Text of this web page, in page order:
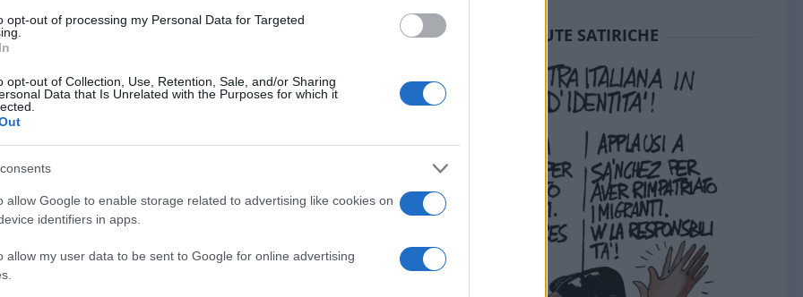
opt-out of processing my Personal Data for Targeted
opt-out of Collection, Use, Retention, Sale, and/or Sharing
Data that Is Unrelated with the Purposes for which it
allow Google to enable storage related to advertising like cookies on
identifiers in apps.
allow my user data to be sent to Google for online advertising
sotto traccia, non sfugge però al
dure critiche per il salvataggio
Nell’articolo si legge:
semplicemente troppe lacune nei
sfruttare. Alcuni paesi possono
la recente approvazione di
dei contribuenti nella banca regionale
fondi per la ricapitalizzazione. I gruppi di
partecipazione, subordinata al
SEDUTE SATIRICHE